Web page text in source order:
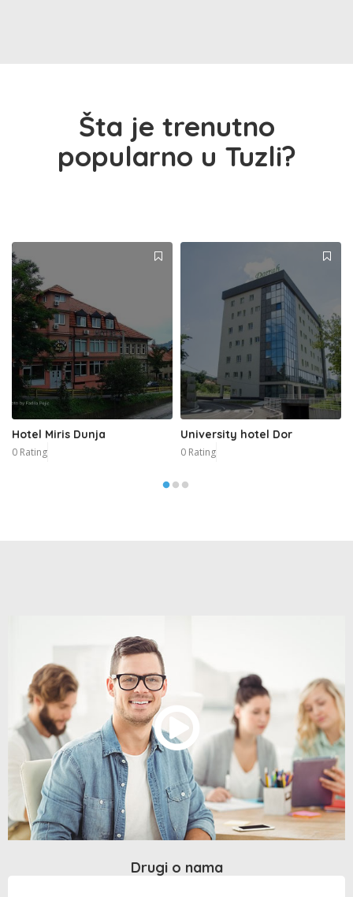
Šta je trenutno
popularno u Tuzli?
Hotel Miris Dunja
0 Rating
University hotel Dor
0 Rating
Drugi o nama